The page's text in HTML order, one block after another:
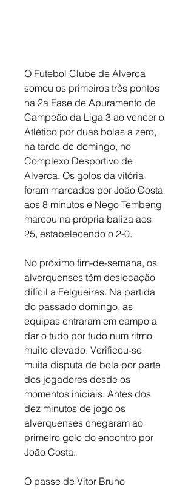
O Futebol Clube de Alverca
somou os primeiros três pontos
na 2a Fase de Apuramento de
Campeão da Liga 3 ao vencer o
Atlético por duas bolas a zero,
na tarde de domingo, no
Complexo Desportivo de
Alverca. Os golos da vitória
foram marcados por João Costa
aos 8 minutos e Nego Tembeng
marcou na própria baliza aos
25, estabelecendo o 2-0.
No próximo fim-de-semana, os
alverquenses têm deslocação
difícil a Felgueiras. Na partida
do passado domingo, as
equipas entraram em campo a
dar o tudo por tudo num ritmo
muito elevado. Verificou-se
muita disputa de bola por parte
dos jogadores desde os
momentos iniciais. Antes dos
dez minutos de jogo os
alverquenses chegaram ao
primeiro golo do encontro por
João Costa.
O passe de Vitor Bruno